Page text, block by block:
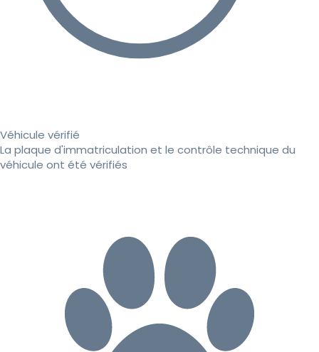
Véhicule vérifié
La plaque d'immatriculation et le contrôle technique du
véhicule ont été vérifiés